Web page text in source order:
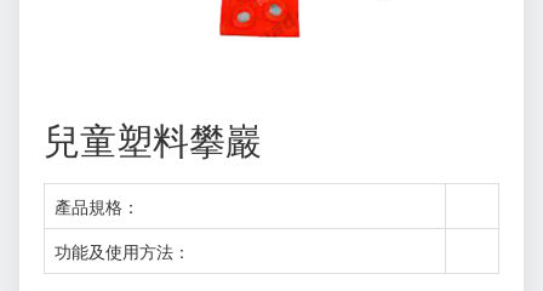
兒童塑料攀巖
產品規格：
功能及使用方法：